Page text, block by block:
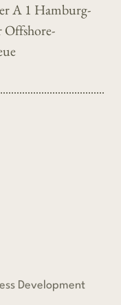
A 1 Hamburg-
Development